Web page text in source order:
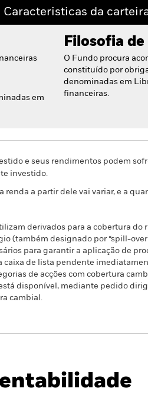
Caracteristicas da
em
Filosofia
O Fundo procura
constituído por
denominadas em
financeiras.
e seus rendimentos podem
investido.
renda a partir dele vai variar, e a
derivados para a cobertura
(também designado por “spill-
para garantir a aplicação de
caixa de lista pendente
de acções com cobertura
disponível, mediante pedido
cambial.
Caracteristicas da carteira